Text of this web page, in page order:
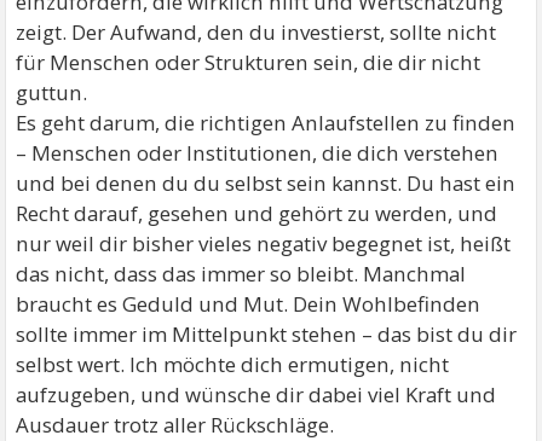
zeigt. Der Aufwand, den du investierst, sollte nicht
für Menschen oder Strukturen sein, die dir nicht
guttun.
Es geht darum, die richtigen Anlaufstellen zu finden
– Menschen oder Institutionen, die dich verstehen
und bei denen du du selbst sein kannst. Du hast ein
Recht darauf, gesehen und gehört zu werden, und
nur weil dir bisher vieles negativ begegnet ist, heißt
das nicht, dass das immer so bleibt. Manchmal
braucht es Geduld und Mut. Dein Wohlbefinden
sollte immer im Mittelpunkt stehen – das bist du dir
selbst wert. Ich möchte dich ermutigen, nicht
aufzugeben, und wünsche dir dabei viel Kraft und
Ausdauer trotz aller Rückschläge.